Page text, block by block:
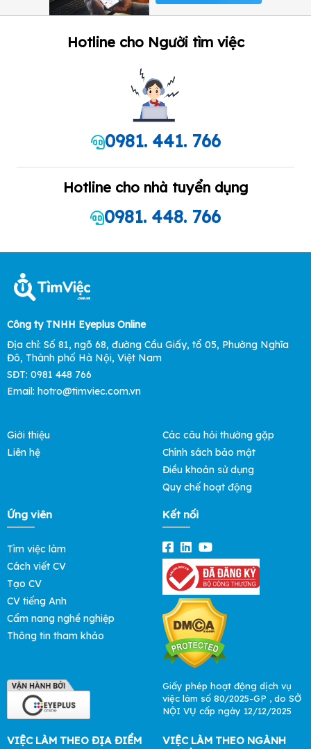
Hotline cho Người tìm việc
0981. 441. 766
Hotline cho nhà tuyển dụng
0981. 448. 766
Công ty TNHH Eyeplus Online
Địa chỉ: Số 81, ngõ 68, đường Cầu Giấy, tổ 05, Phường Nghĩa
Đô, Thành phố Hà Nội, Việt Nam
SĐT: 0981 448 766
Email: hotro@timviec.com.vn
Giới thiệu
Liên hệ
Các câu hỏi thường gặp
Chính sách bảo mật
Điều khoản sử dụng
Quy chế hoạt động
Ứng viên
Tìm việc làm
Cách viết CV
Tạo CV
CV tiếng Anh
Cẩm nang nghề nghiệp
Thông tin tham khảo
Kết nối
Giấy phép hoạt động dịch vụ
việc làm số 80/2025-GP , do SỞ
NỘI VỤ cấp ngày 12/12/2025
VIỆC LÀM THEO ĐỊA ĐIỂM
VIỆC LÀM THEO NGÀNH